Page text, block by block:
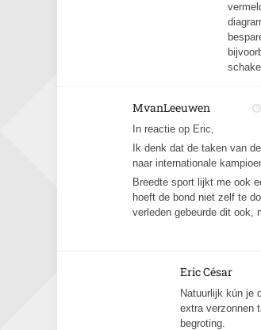
MvanLeeuwen
In reactie op Eric,
Ik denk dat de taken van
naar internationale
Breedte sport lijkt me ook
hoeft de bond niet zelf te
verleden gebeurde dit ook,
Eric César
Natuurlijk kún je
extra verzonnen
begroting.